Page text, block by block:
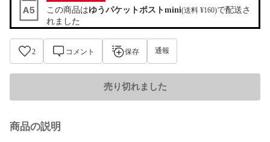
この商品はゆうパケットポストmini(送料 ¥160)で配送さ
れました
2 コメント 保存 通報
売り切れました
商品の説明